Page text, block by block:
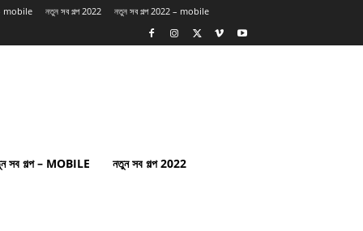
mobile নতুন সব গল্প 2022 নতুন সব গল্প 2022 – mobile
সব গল্প – MOBILE নতুন সব গল্প 2022